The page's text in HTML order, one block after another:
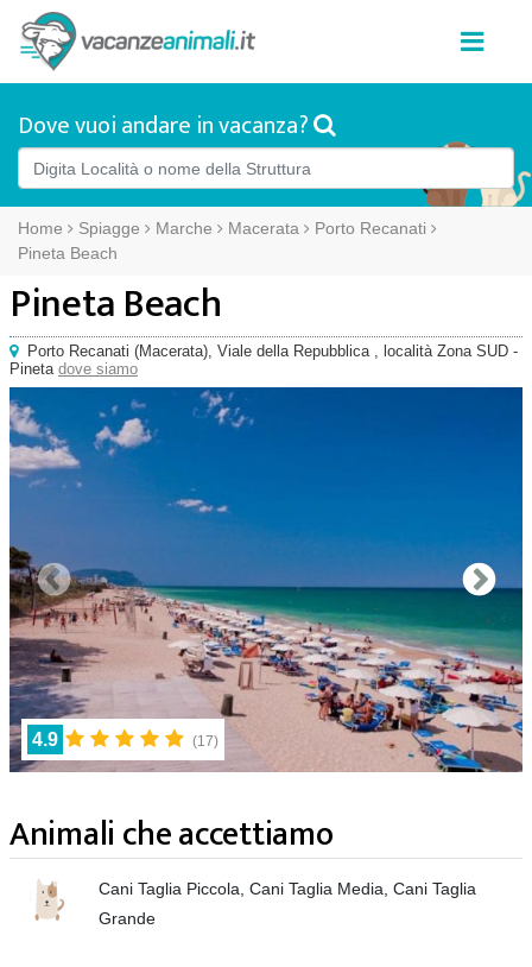
Dove vuoi andare in vacanza?
Home Spiagge Marche Macerata
Porto Recanati
Pineta Beach
Pineta Beach
Porto Recanati (Macerata), Viale della Repubblica , località Zona SUD -
Pineta dove siamo
4.9 (17)
Animali che accettiamo
Cani Taglia Piccola, Cani Taglia Media, Cani Taglia
Grande